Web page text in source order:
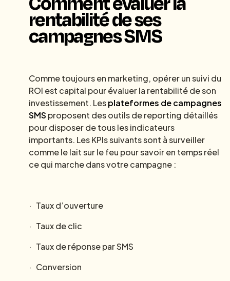
rentabilité de ses
campagnes SMS
Comme toujours en marketing, opérer un suivi du
ROI est capital pour évaluer la rentabilité de son
investissement. Lesplateformes de campagnes
SMS proposent des outils de reporting détaillés
pour disposer de tous les indicateurs
importants. Les KPIs suivants sont à surveiller
comme le lait sur le feu pour savoir en temps réel
ce qui marche dans votre campagne :
· Taux d’ouverture
· Taux de clic
· Taux de réponse par SMS
· Conversion